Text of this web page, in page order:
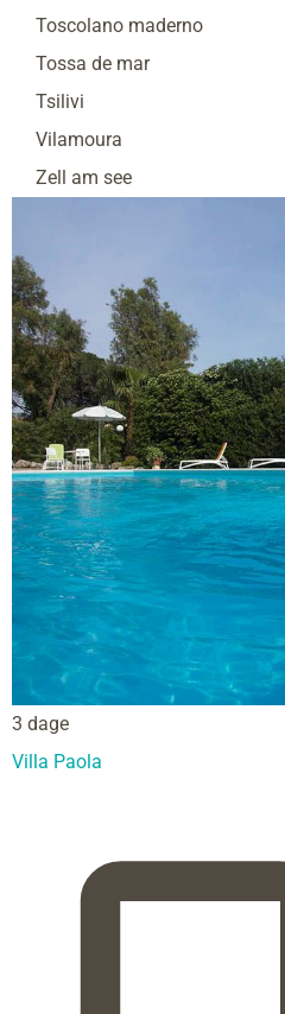
Toscolano maderno
Tossa de mar
Tsilivi
Vilamoura
Zell am see
3 dage
Villa Paola